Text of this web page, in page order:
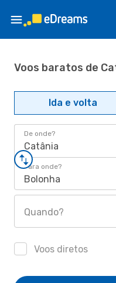
Voos baratos de
Ida e volta
De onde?
Catânia
Para onde?
Bolonha
Quando?
Voos diretos